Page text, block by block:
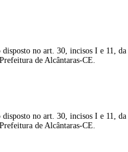
no art. 30, incisos I e 11,
de Alcântaras-CE.
no art. 30, incisos I e 11,
de Alcântaras-CE.